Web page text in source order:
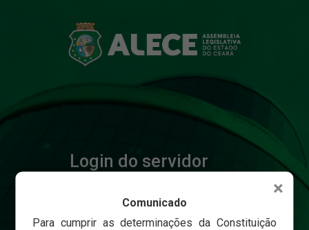
Login do servidor
×
Comunicado
Para cumprir as determinações da Constituição